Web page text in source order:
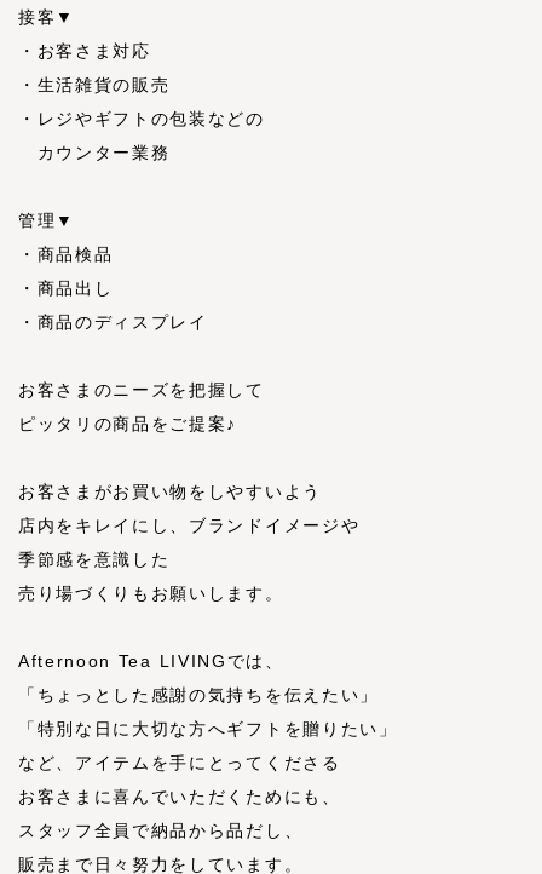
接客▼
・お客さま対応
・生活雑貨の販売
・レジやギフトの包装などの
カウンター業務
管理▼
・商品検品
・商品出し
・商品のディスプレイ
お客さまのニーズを把握して
ピッタリの商品をご提案♪
お客さまがお買い物をしやすいよう
店内をキレイにし、ブランドイメージや
季節感を意識した
売り場づくりもお願いします。
Afternoon Tea LIVINGでは、
「ちょっとした感謝の気持ちを伝えたい」
「特別な日に大切な方へギフトを贈りたい」
など、アイテムを手にとってくださる
お客さまに喜んでいただくためにも、
スタッフ全員で納品から品だし、
販売まで日々努力をしています。